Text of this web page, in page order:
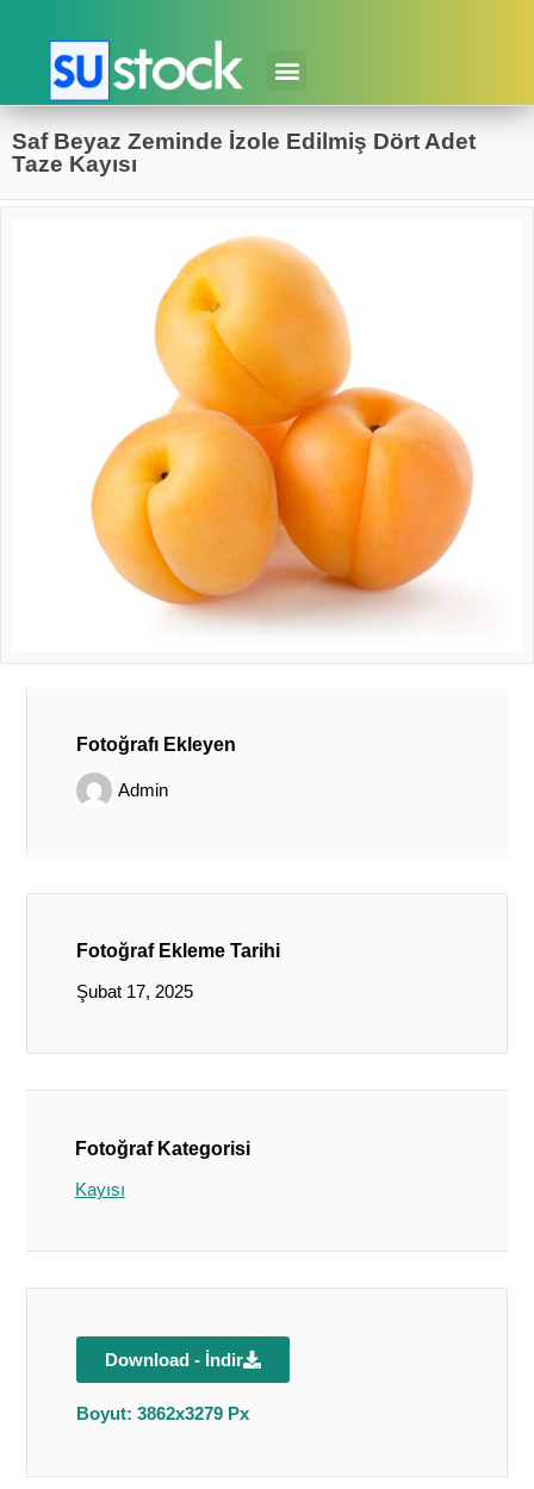
Saf Beyaz Zeminde İzole Edilmiş Dört Adet
Taze Kayısı
Fotoğrafı Ekleyen
Admin
Fotoğraf Ekleme Tarihi
Şubat 17, 2025
Fotoğraf Kategorisi
Kayısı
Download - İndir
Boyut: 3862x3279 Px